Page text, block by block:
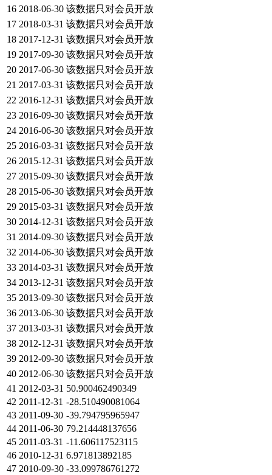
16 2018-06-30 该数据只对会员开放
17 2018-03-31 该数据只对会员开放
18 2017-12-31 该数据只对会员开放
19 2017-09-30 该数据只对会员开放
20 2017-06-30 该数据只对会员开放
21 2017-03-31 该数据只对会员开放
22 2016-12-31 该数据只对会员开放
23 2016-09-30 该数据只对会员开放
24 2016-06-30 该数据只对会员开放
25 2016-03-31 该数据只对会员开放
26 2015-12-31 该数据只对会员开放
27 2015-09-30 该数据只对会员开放
28 2015-06-30 该数据只对会员开放
29 2015-03-31 该数据只对会员开放
30 2014-12-31 该数据只对会员开放
31 2014-09-30 该数据只对会员开放
32 2014-06-30 该数据只对会员开放
33 2014-03-31 该数据只对会员开放
34 2013-12-31 该数据只对会员开放
35 2013-09-30 该数据只对会员开放
36 2013-06-30 该数据只对会员开放
37 2013-03-31 该数据只对会员开放
38 2012-12-31 该数据只对会员开放
39 2012-09-30 该数据只对会员开放
40 2012-06-30 该数据只对会员开放
41 2012-03-31 50.900462490349
42 2011-12-31 -28.510490081064
43 2011-09-30 -39.794795965947
44 2011-06-30 79.214448137656
45 2011-03-31 -11.606117523115
46 2010-12-31 6.971813892185
47 2010-09-30 -33.099786761272